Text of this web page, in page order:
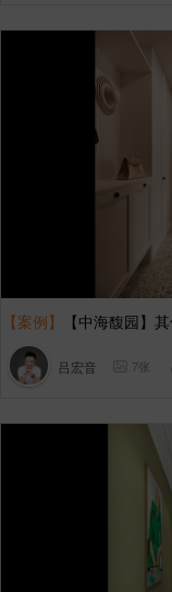
【案例】 【中海馥园】
吕宏音 7张